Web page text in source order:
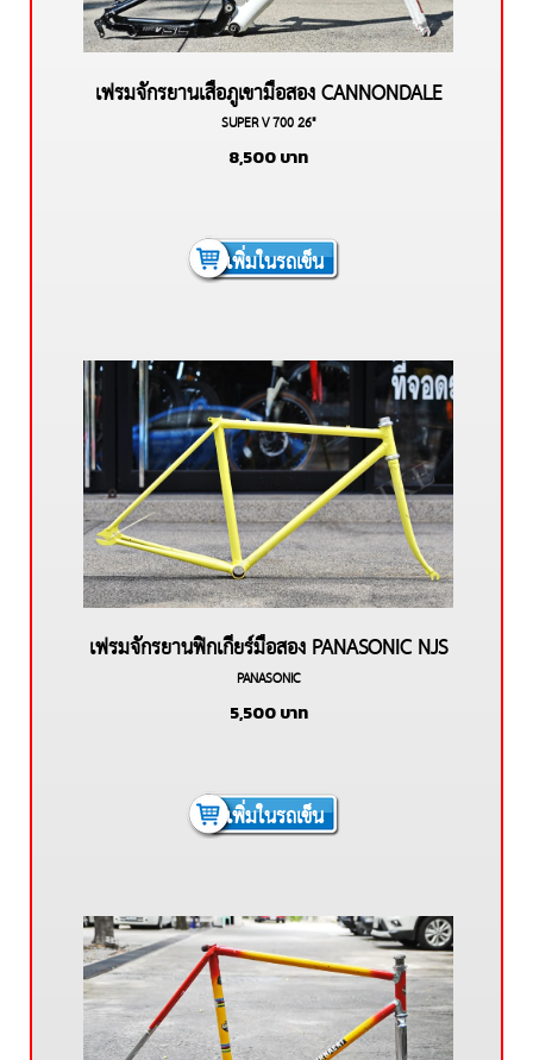
เฟรมจักรยานเสือภูเขามือสอง CANNONDALE
SUPER V 700
SUPER V 700 26"
8,500บาท
เพิ่มในรถเข็น
เฟรมจักรยานฟิกเกียร์มือสอง PANASONIC NJS
เฟรม CHROMOLY
PANASONIC
5,500 บาท
เพิ่มในรถเข็น